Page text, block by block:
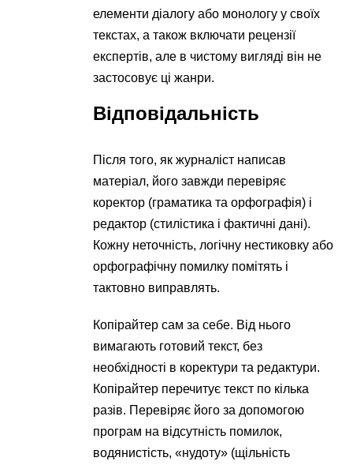
елементи діалогу або монологу у своїх
текстах, а також включати рецензії
експертів, але в чистому вигляді він не
застосовує ці жанри.
Відповідальність
Після того, як журналіст написав
матеріал, його завжди перевіряє
коректор (граматика та орфографія) і
редактор (стилістика і фактичні дані).
Кожну неточність, логічну нестиковку або
орфографічну помилку помітять і
тактовно виправлять.
Копірайтер сам за себе. Від нього
вимагають готовий текст, без
необхідності в коректури та редактури.
Копірайтер перечитує текст по кілька
разів. Перевіряє його за допомогою
програм на відсутність помилок,
водянистість, «нудоту» (щільність